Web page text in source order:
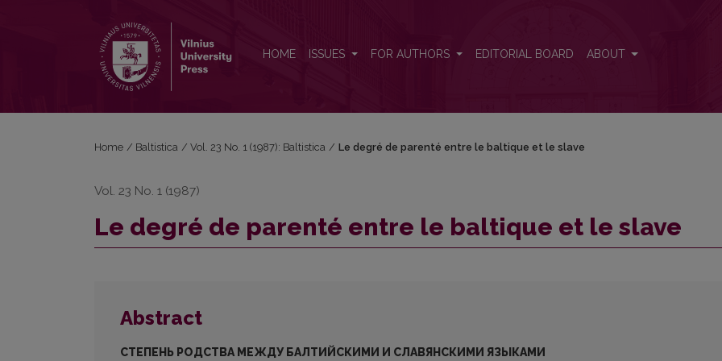
HOME ISSUES FOR AUTHORS EDITORIAL BOARD ABOUT
Home / Baltistica / Vol. 23 No. 1 (1987): Baltistica / Le degré de parenté entre le baltique et le slave
Vol. 23 No. 1 (1987)
Le degré de parenté entre le baltique et le slave
Abstract
СТЕПЕНЬ РОДСТВА МЕЖДУ БАЛТИЙСКИМИ И СЛАВЯНСКИМИ ЯЗЫКАМИ